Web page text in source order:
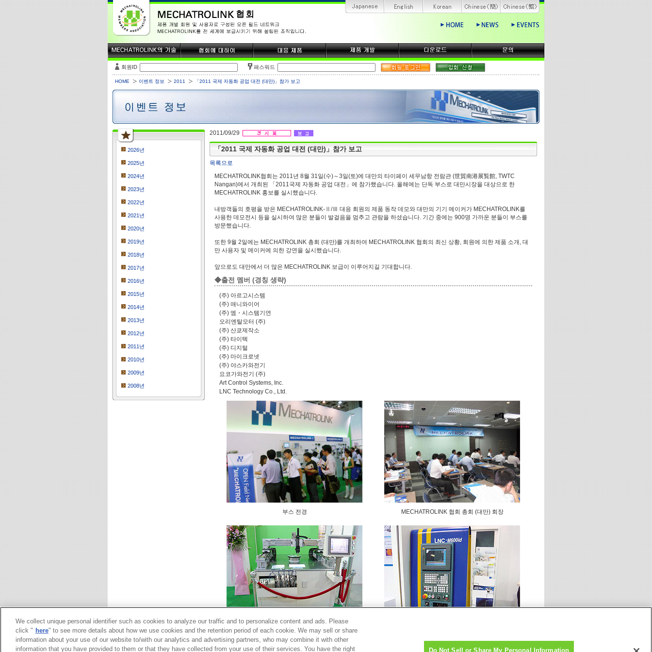
회원ID 패스워드
HOME 이벤트 정보 2011 「2011 국제 자동화 공업 대전 (대만)」참가 보고
2026년
2025년
2024년
2023년
2022년
2021년
2020년
2019년
2018년
2017년
2016년
2015년
2014년
2013년
2012년
2011년
2010년
2009년
2008년
2011/09/29
「2011 국제 자동화 공업 대전 (대만)」참가 보고
목록으로
MECHATROLINK협회는 2011년 8월 31일(수)～3일(토)에 대만의 타이페이 세무남항 전람관 (世貿南港展覧館, TWTC
Nangan)에서 개최된 「2011국제 자동화 공업 대전」에 참가했습니다. 올해에는 단독 부스로 대만시장을 대상으로 한
MECHATROLINK 홍보를 실시했습니다.
내방객들의 호평을 받은 MECHATROLINK-Ⅱ/Ⅲ 대응 회원의 제품 동작 데모와 대만의 기기 메이커가 MECHATROLINK를
사용한 데모전시 등을 실시하여 많은 분들이 발걸음을 멈추고 관람을 하셨습니다. 기간 중에는 900명 가까운 분들이 부스를
방문했습니다.
또한 9월 2일에는 MECHATROLINK 총회 (대만)를 개최하여 MECHATROLINK 협회의 최신 상황, 회원에 의한 제품 소개, 대
만 사용자 및 메이커에 의한 강연을 실시했습니다.
앞으로도 대만에서 더 많은 MECHATROLINK 보급이 이루어지길 기대합니다.
◆출전 멤버 (경칭 생략)
(주) 아르고시스템
(주) 애니와이어
(주) 엠・시스템기연
오리엔탈모터 (주)
(주) 산쿄제작소
(주) 타이텍
(주) 디지털
(주) 마이크로넷
(주) 야스카와전기
요코가와전기 (주)
Art Control Systems, Inc.
LNC Technology Co., Ltd.
부스 전경 MECHATROLINK 협회 총회 (대만) 회장
Art Control Systems, Inc.에 의한 데모 전시
We collect unique personal identifier such as cookies to analyze our traffic and to personalize content and ads. Please
click " here" to see more details about how we use cookies and the retention period of each cookie. We may sell or share
information about your use of our website to/with our analytics and advertising partners, who may combine it with other
information that you have provided to them or that they have collected from your use of their services. You have the right
Do Not Sell or Share My Personal Information